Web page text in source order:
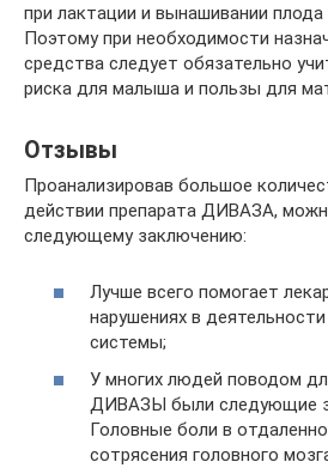
при лактации и вынашивании плода
Поэтому при необходимости
средства следует обязательно
риска для малыша и пользы для
Отзывы
Проанализировав большое
действии препарата ДИВАЗА,
следующему заключению:
Лучше всего помогает
нарушениях в
системы;
У многих людей поводом
ДИВАЗЫ были следующие
Головные боли в
сотрясения головного